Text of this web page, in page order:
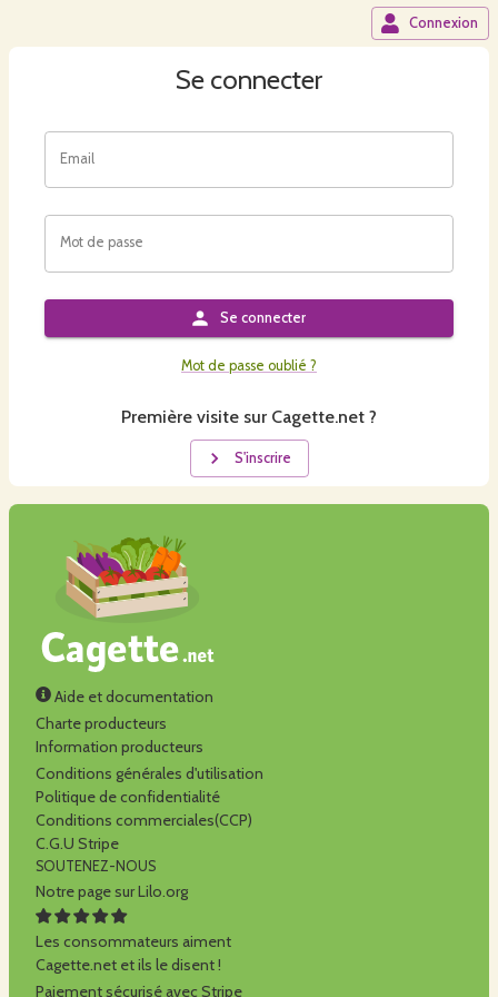
Connexion
Se connecter
Email
Mot de passe
Se connecter
Mot de passe oublié ?
Première visite sur Cagette.net ?
S'inscrire
Aide et documentation
Charte producteurs
Information producteurs
Conditions générales d'utilisation
Politique de confidentialité
Conditions commerciales(CCP)
C.G.U Stripe
SOUTENEZ-NOUS
Notre page sur Lilo.org
Les consommateurs aiment
Cagette.net et ils le disent !
Paiement sécurisé avec Stripe